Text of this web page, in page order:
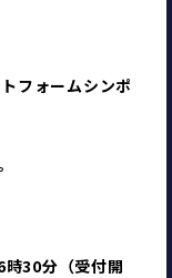
フォームシンポ
30分（受付開